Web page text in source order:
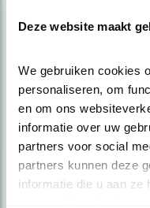
Deze website maakt
We gebruiken cookies
personaliseren, om
en om ons
informatie over uw
partners voor social
partners kunnen deze
informatie die u aan ze